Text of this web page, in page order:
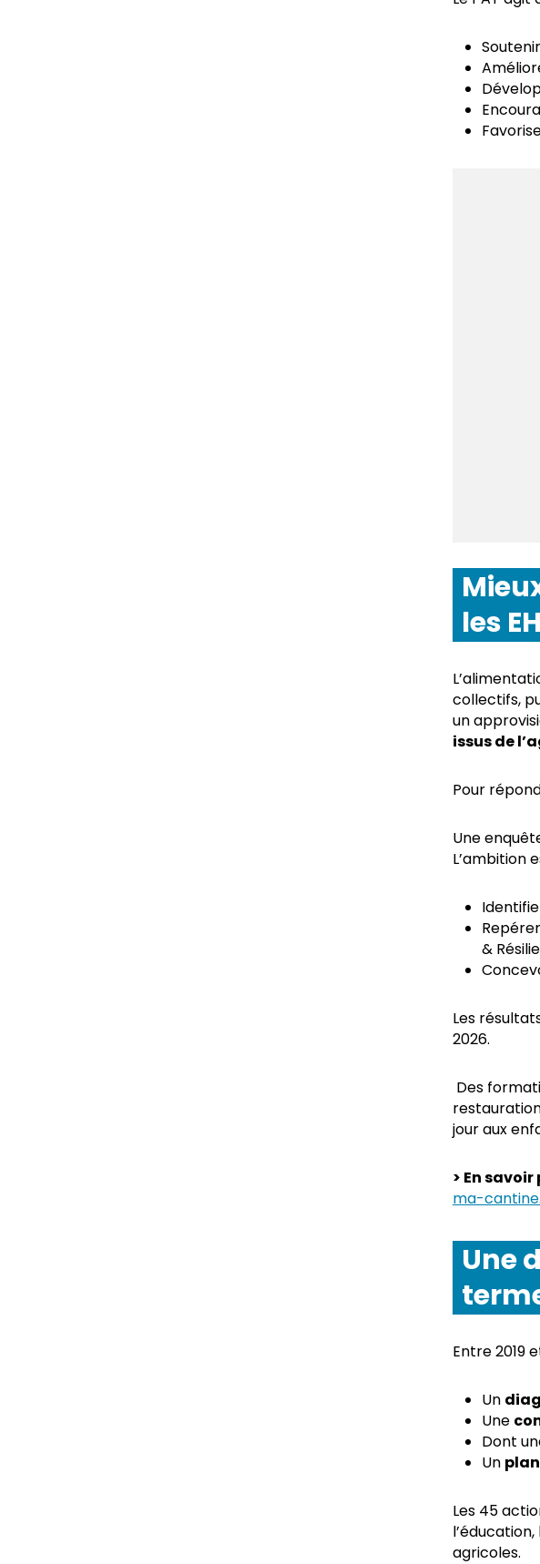
les
collectifs,
un
issus de
Pour
Une
L’ambition
&
Les
2026.
Des
jour aux
> En savoir
ma-
Une
Entre 2019
Un
Une
Dont
Un
Les 45
agricoles.